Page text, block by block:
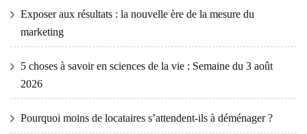
Exposer aux résultats : la nouvelle ère de la mesure du
marketing
5 choses à savoir en sciences de la vie : Semaine du 3 août
2026
Pourquoi moins de locataires s’attendent-ils à déménager ?